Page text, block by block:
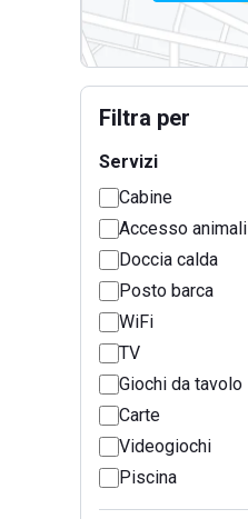
Filtra per
Servizi
Cabine
Accesso animali
Doccia calda
Posto barca
WiFi
TV
Giochi da tavolo
Carte
Videogiochi
Piscina